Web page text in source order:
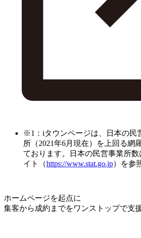
※1：iタウンページは、日本の民
所（2021年6月現在）を上回る網
ております。日本の民営事業所
イト（https://www.stat.go.jp）を参
ホームページを起点に
集客から成約までをワンストップで支